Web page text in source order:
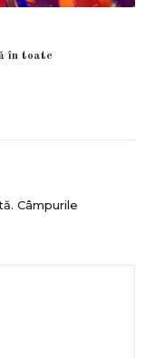
în toate
Câmpurile